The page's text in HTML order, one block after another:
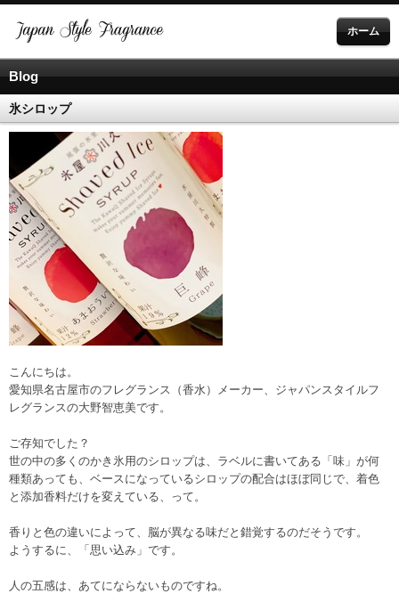
ホーム
Blog
氷シロップ
こんにちは。
愛知県名古屋市のフレグランス（香水）メーカー、ジャパンスタイルフ
レグランスの大野智恵美です。
ご存知でした？
世の中の多くのかき氷用のシロップは、ラベルに書いてある「味」が何
種類あっても、ベースになっているシロップの配合はほぼ同じで、着色
と添加香料だけを変えている、って。
香りと色の違いによって、脳が異なる味だと錯覚するのだそうです。
ようするに、「思い込み」です。
人の五感は、あてにならないものですね。